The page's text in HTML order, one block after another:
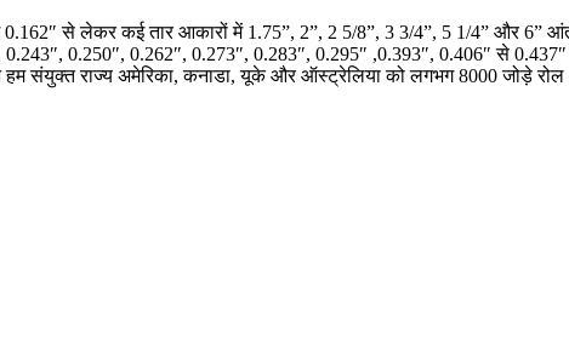
0.162″ से लेकर कई तार आकारों में 1.75”, 2”, 2 5/8”, 3 3/4”, 5 1/4” और
0.243″, 0.250″, 0.262″, 0.273″, 0.283″, 0.295″ ,0.393″, 0.406″ से
संयुक्त राज्य अमेरिका, कनाडा, यूके और ऑस्ट्रेलिया को लगभग 8000 जोड़े रोल